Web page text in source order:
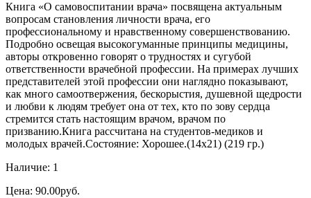
Книга «О самовоспитании врача» посвящена актуальным
вопросам становления личности врача, его
профессиональному и нравственному совершенствованию.
Подробно освещая высокогуманные принципы медицины,
авторы откровенно говорят о трудностях и сугубой
ответственности врачебной профессии. На примерах лучших
представителей этой профессии они наглядно показывают,
как много самоотвержения, бескорыстия, душевной щедрости
и любви к людям требует она от тех, кто по зову сердца
стремится стать настоящим врачом, врачом по
призванию.Книга рассчитана на студентов-медиков и
молодых врачей.Состояние: Хорошее.(14х21) (219 гр.)
Наличие: 1
Цена: 90.00руб.